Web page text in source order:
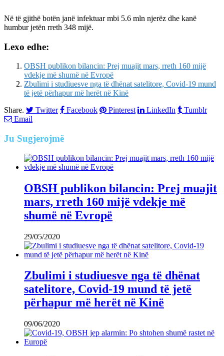
Në të gjithë botën janë infektuar mbi 5.6 mln njerëz dhe kanë
humbur jetën rreth 348 mijë.
Lexo edhe:
OBSH publikon bilancin: Prej muajit mars, rreth 160 mijë
vdekje më shumë në Evropë
Zbulimi i studiuesve nga të dhënat satelitore, Covid-19 mund
të jetë përhapur më herët në Kinë
Share.
Twitter Facebook Pinterest LinkedIn
Tumblr
Email
Ju Sugjerojmë
OBSH publikon bilancin: Prej muajit
mars, rreth 160 mijë vdekje më
shumë në Evropë
29/05/2020
Zbulimi i studiuesve nga të dhënat
satelitore, Covid-19 mund të jetë
përhapur më herët në Kinë
09/06/2020